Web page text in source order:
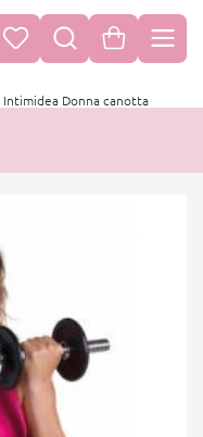
Intimidea Donna canotta